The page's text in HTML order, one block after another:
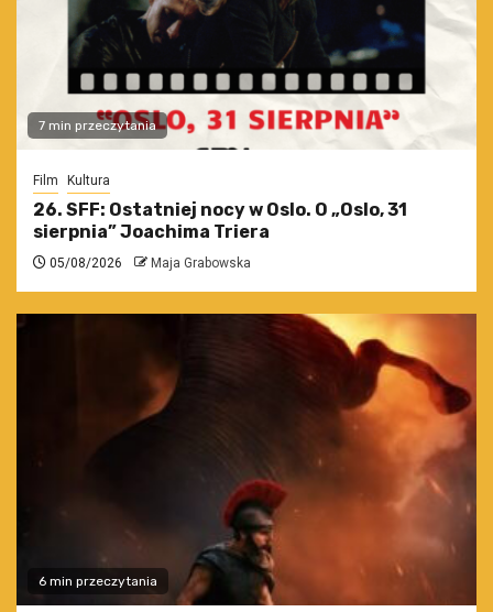
7 min przeczytania
Film Kultura
26. SFF: Ostatniej nocy w Oslo. O „Oslo, 31
sierpnia” Joachima Triera
05/08/2026 Maja Grabowska
6 min przeczytania